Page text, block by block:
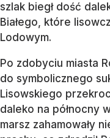
szlak biegł dość
Białego, które
Lodowym.
Po zdobyciu miasta
do symbolicznego
Lisowskiego
daleko na północny
marsz zahamowały